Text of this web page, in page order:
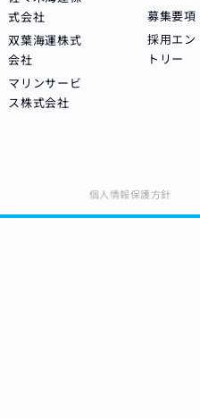
式会社
双葉海運株式
会社
マリンサービ
ス株式会社
募集要項
採用エン
トリー
個人情報保護方針